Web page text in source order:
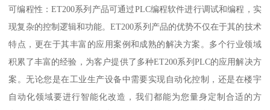
可编程性：ET200系列产品可通过PLC编程软件进行调试和编程，实
现复杂的控制逻辑和功能。ET200系列产品的优势不仅在于其的技术
特点，更在于其丰富的应用案例和成熟的解决方案。多个行业领域
积累了丰富的经验，为客户提供了多种ET200系列PLC的应用解决方
案。无论您是在工业生产设备中需要实现自动化控制，还是在楼宇
自动化领域要进行智能化改造，我们都能为您量身定制合适的方